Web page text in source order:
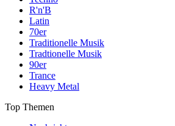
R'n'B
Latin
70er
Traditionelle Musik
Tradtionelle Musik
90er
Trance
Heavy Metal
Top Themen